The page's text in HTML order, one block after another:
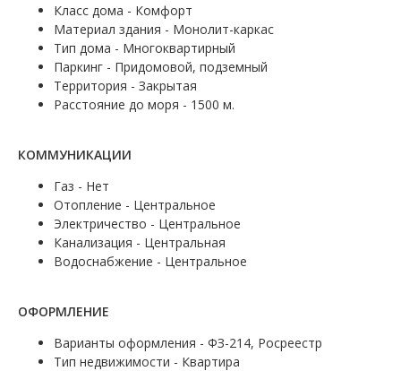
Класс дома - Комфорт
Материал здания - Монолит-каркас
Тип дома - Многоквартирный
Паркинг - Придомовой, подземный
Территория - Закрытая
Расстояние до моря - 1500 м.
КОММУНИКАЦИИ
Газ - Нет
Отопление - Центральное
Электричество - Центральное
Канализация - Центральная
Водоснабжение - Центральное
ОФОРМЛЕНИЕ
Варианты оформления - ФЗ-214, Росреестр
Тип недвижимости - Квартира